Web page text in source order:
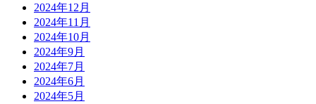
2024年12月
2024年11月
2024年10月
2024年9月
2024年7月
2024年6月
2024年5月